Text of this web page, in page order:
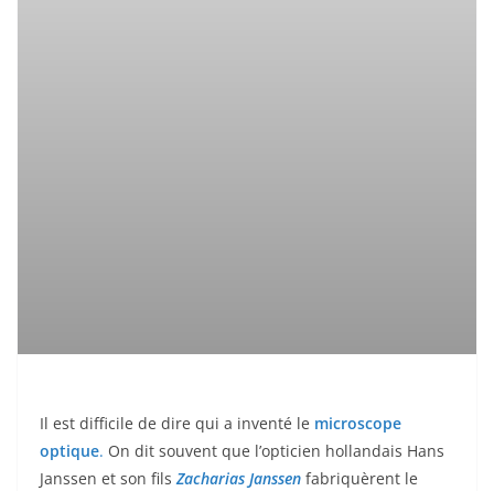
Il est difficile de dire qui a inventé le microscope
optique. On dit souvent que l’opticien hollandais Hans
Janssen et son filsZacharias Janssen fabriquèrent le